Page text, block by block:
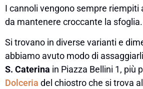
I cannoli vengono sempre riempiti
da mantenere croccante la sfoglia.
Si trovano in diverse varianti e
abbiamo avuto modo di assaggiarli
S. Caterina in Piazza Bellini 1, più
Dolceria del chiostro che si trova